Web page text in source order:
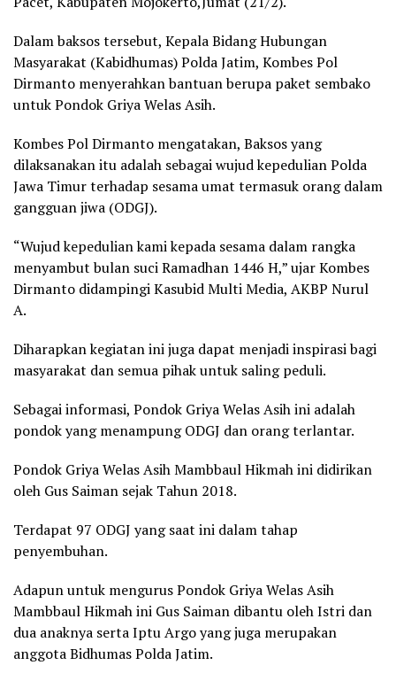
Dalam baksos tersebut, Kepala Bidang Hubungan
Masyarakat (Kabidhumas) Polda Jatim, Kombes Pol
Dirmanto menyerahkan bantuan berupa paket sembako
untuk Pondok Griya Welas Asih.
Kombes Pol Dirmanto mengatakan, Baksos yang
dilaksanakan itu adalah sebagai wujud kepedulian Polda
Jawa Timur terhadap sesama umat termasuk orang dalam
gangguan jiwa (ODGJ).
“Wujud kepedulian kami kepada sesama dalam rangka
menyambut bulan suci Ramadhan 1446 H,” ujar Kombes
Dirmanto didampingi Kasubid Multi Media, AKBP Nurul
A.
Diharapkan kegiatan ini juga dapat menjadi inspirasi bagi
masyarakat dan semua pihak untuk saling peduli.
Sebagai informasi, Pondok Griya Welas Asih ini adalah
pondok yang menampung ODGJ dan orang terlantar.
Pondok Griya Welas Asih Mambbaul Hikmah ini didirikan
oleh Gus Saiman sejak Tahun 2018.
Terdapat 97 ODGJ yang saat ini dalam tahap
penyembuhan.
Adapun untuk mengurus Pondok Griya Welas Asih
Mambbaul Hikmah ini Gus Saiman dibantu oleh Istri dan
dua anaknya serta Iptu Argo yang juga merupakan
anggota Bidhumas Polda Jatim.